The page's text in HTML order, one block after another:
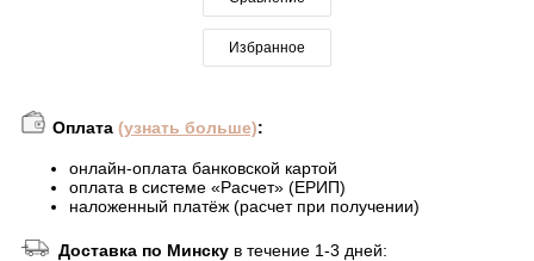
Избранное
Оплата (узнать больше):
онлайн-оплата банковской картой
оплата в системе «Расчет» (ЕРИП)
наложенный платёж (расчет при получении)
Доставка по Минску в течение 1-3 дней: